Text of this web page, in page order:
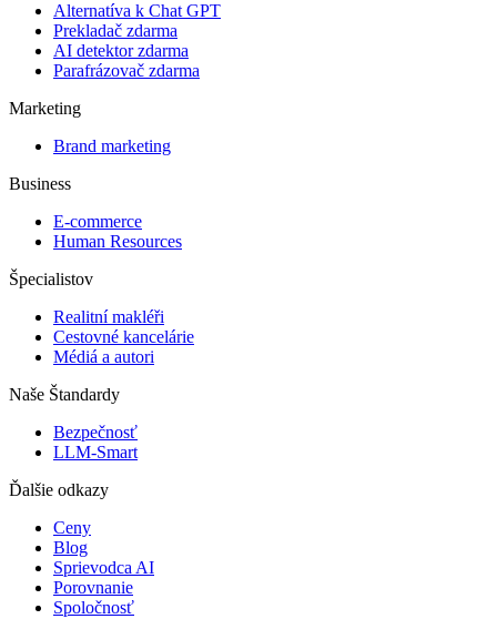
Alternatíva k Chat GPT
Prekladač zdarma
AI detektor zdarma
Parafrázovač zdarma
Marketing
Brand marketing
Business
E-commerce
Human Resources
Špecialistov
Realitní makléři
Cestovné kancelárie
Médiá a autori
Naše Štandardy
Bezpečnosť
LLM-Smart
Ďalšie odkazy
Ceny
Blog
Sprievodca AI
Porovnanie
Spoločnosť